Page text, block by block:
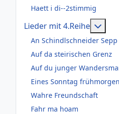
Haett i di--2stimmig
Lieder mit 4.Reihe
An Schindlschneider Sepp
Auf da steirischen Grenz
Auf du junger
Eines Sonntag
Wahre Freundschaft
Fahr ma hoam